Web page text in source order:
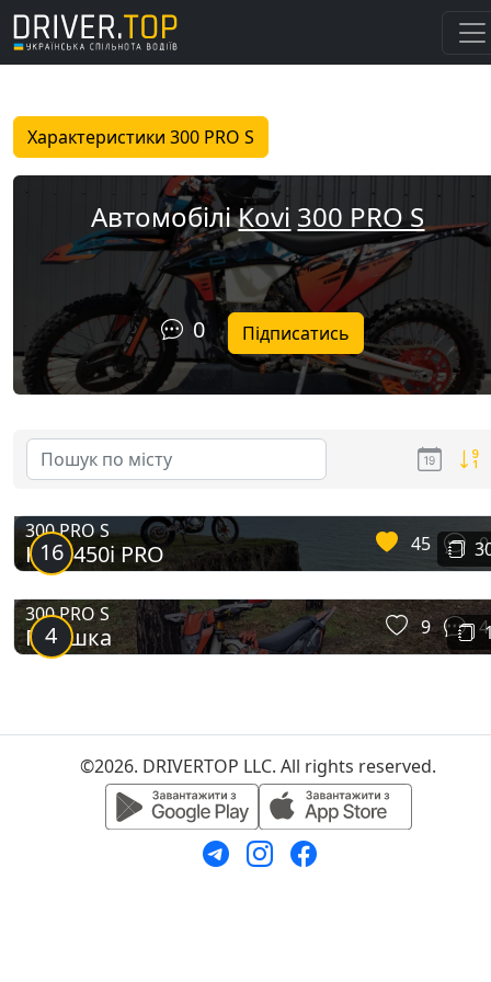
Характеристики 300 PRO S
АвтомобіліKovi 300 PRO S
0 Підписатись
16
300 PRO S
Kovi 450i PRO 45 0
4
300 PRO S
Прошка 9 4
©2026. DRIVERTOP LLC. All rights reserved.